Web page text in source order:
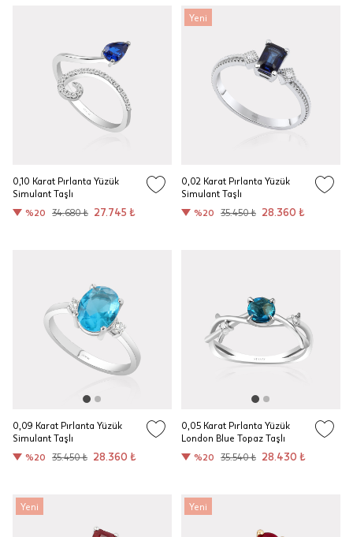
0,10 Karat Pırlanta Yüzük
Simulant Taşlı
%20
34.680 ₺ 27.745 ₺
Yeni
0,02 Karat Pırlanta Yüzük
Simulant Taşlı
%20
35.450 ₺ 28.360 ₺
0,09 Karat Pırlanta Yüzük
Simulant Taşlı
%20
35.450 ₺ 28.360 ₺
0,05 Karat Pırlanta Yüzük
London Blue Topaz Taşlı
%20
35.540 ₺ 28.430 ₺
Yeni Yeni